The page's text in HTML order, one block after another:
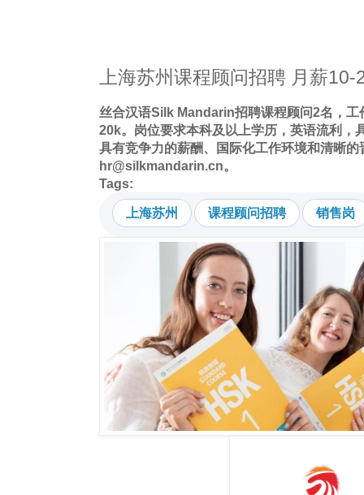
上海苏州课程顾问招聘 月薪
丝合汉语Silk Mandarin招聘课程顾问2名，工
20k。岗位要求本科及以上学历，英语流利，
具有竞争力的薪酬、国际化工作环境和清晰
hr@silkmandarin.cn。
Tags:
上海苏州 课程顾问招聘 销售岗